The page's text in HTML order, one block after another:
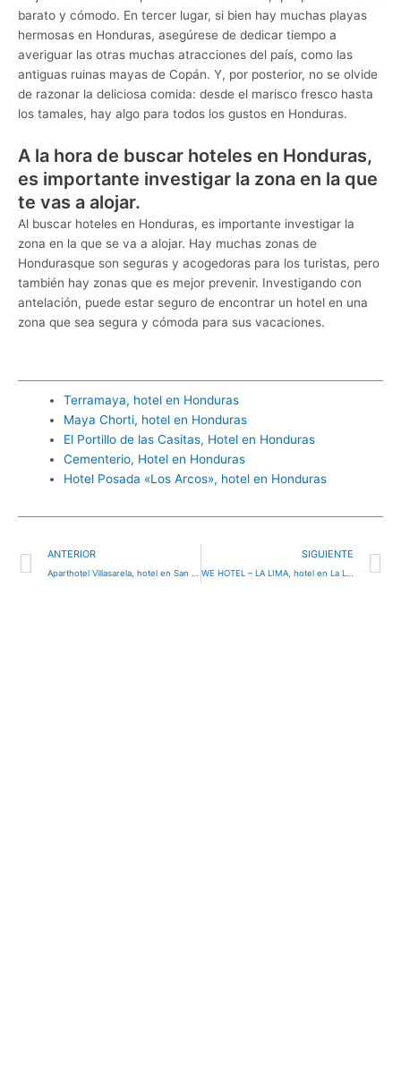
barato y cómodo. En tercer lugar, si bien hay muchas playas
hermosas en Honduras, asegúrese de dedicar tiempo a
averiguar las otras muchas atracciones del país, como las
antiguas ruinas mayas de Copán. Y, por posterior, no se olvide
de razonar la deliciosa comida: desde el marisco fresco hasta
los tamales, hay algo para todos los gustos en Honduras.
A la hora de buscar hoteles en Honduras,
es importante investigar la zona en la que
te vas a alojar.
Al buscar hoteles en Honduras, es importante investigar la
zona en la que se va a alojar. Hay muchas zonas de
Hondurasque son seguras y acogedoras para los turistas, pero
también hay zonas que es mejor prevenir. Investigando con
antelación, puede estar seguro de encontrar un hotel en una
zona que sea segura y cómoda para sus vacaciones.
Terramaya, hotel en Honduras
Maya Chorti, hotel en Honduras
El Portillo de las Casitas, Hotel en Honduras
Cementerio, Hotel en Honduras
Hotel Posada «Los Arcos», hotel en Honduras
Ant
ANTERIOR SIGUIENTE